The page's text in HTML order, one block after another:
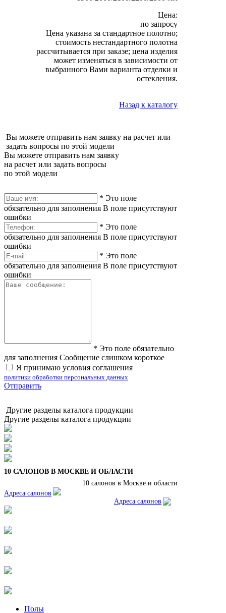
Цена:
по запросу
Цена указана за стандартное полотно;
стоимость нестандартного полотна
рассчитывается при заказе; цена изделия
может изменяться в зависимости от
выбранного Вами варианта отделки и
остекления.
Назад к каталогу
Вы можете отправить нам заявку на расчет или
задать вопросы по этой модели
Вы можете отправить нам заявку
на расчет или задать вопросы
по этой модели
* Это поле
обязательно для заполнения В поле присутствуют
ошибки
* Это поле
обязательно для заполнения В поле присутствуют
ошибки
* Это поле
обязательно для заполнения В поле присутствуют
ошибки
* Это поле обязательно
для заполнения Сообщение слишком короткое
Я принимаю условия соглашения
политики обработки персональных данных
Отправить
Другие разделы каталога продукции
Другие разделы каталога продукции
10 САЛОНОВ В МОСКВЕ И ОБЛАСТИ
10 салонов в Москве и области
Адреса салонов
Адреса салонов
Полы